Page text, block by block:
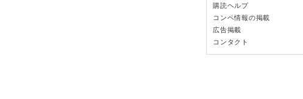
購読ヘルプ
コンペ情報の掲載
広告掲載
コンタクト